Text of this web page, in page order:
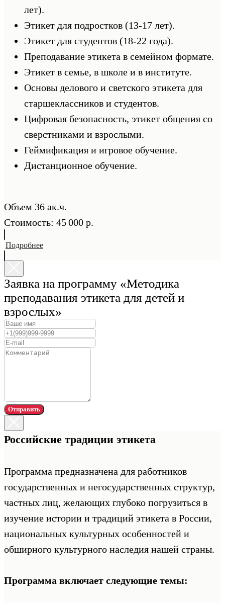
лет).
Этикет для подростков (13-17 лет).
Этикет для студентов (18-22 года).
Преподавание этикета в семейном формате.
Этикет в семье, в школе и в институте.
Основы делового и светского этикета для
старшеклассников и студентов.
Цифровая безопасность, этикет общения со
сверстниками и взрослыми.
Геймификация и игровое обучение.
Дистанционное обучение.
Объем 36 ак.ч.
Стоимость: 45 000 р.
Подробнее
Заявка на программу «Методика
преподавания этикета для детей и
взрослых»
Отправить
Российские традиции этикета
Программа предназначена для работников
государственных и негосударственных структур,
частных лиц, желающих глубоко погрузиться в
изучение истории и традиций этикета в России,
национальных культурных особенностей и
обширного культурного наследия нашей страны.
Программа включает следующие темы: